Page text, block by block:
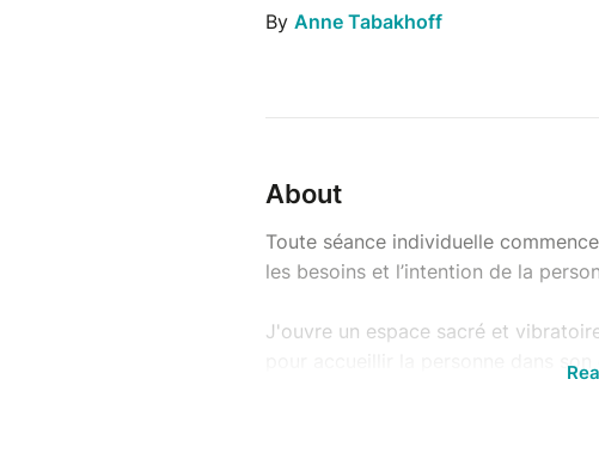
By Anne Tabakhoff
About
Toute séance individuelle
les besoins et l’intention de la
J'ouvre un espace sacré et
pour accueillir la personne dans